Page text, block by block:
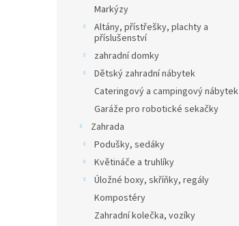
Markýzy
Altány, přístřešky, plachty a
příslušenství
zahradní domky
Dětský zahradní nábytek
Cateringový a campingový nábytek
Garáže pro robotické sekačky
Zahrada
Podušky, sedáky
Květináče a truhlíky
Úložné boxy, skříňky, regály
Kompostéry
Zahradní kolečka, vozíky